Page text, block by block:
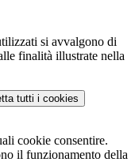
si avvalgono di
finalità illustrate nella
tutti i cookies
cookie consentire.
il funzionamento della